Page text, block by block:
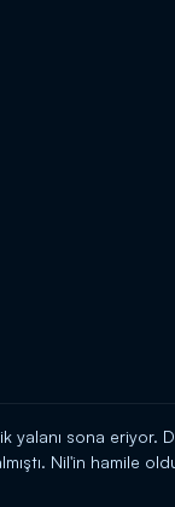
yalanı sona eriyor.
Nil'in hamile
giden Nil,